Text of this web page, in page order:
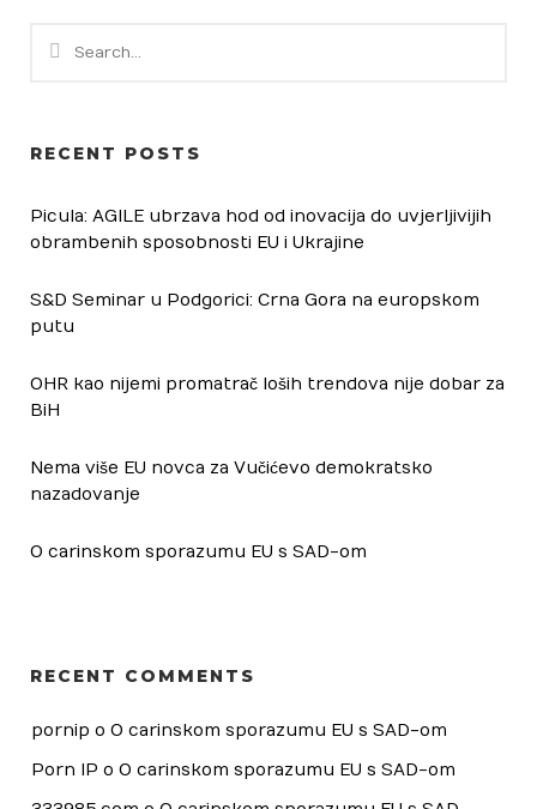
RECENT POSTS
Picula: AGILE ubrzava hod od inovacija do uvjerljivijih
obrambenih sposobnosti EU i Ukrajine
S&D Seminar u Podgorici: Crna Gora na europskom
putu
OHR kao nijemi promatrač loših trendova nije dobar za
BiH
Nema više EU novca za Vučićevo demokratsko
nazadovanje
O carinskom sporazumu EU s SAD-om
RECENT COMMENTS
pornip o O carinskom sporazumu EU s SAD-om
Porn IP o O carinskom sporazumu EU s SAD-om